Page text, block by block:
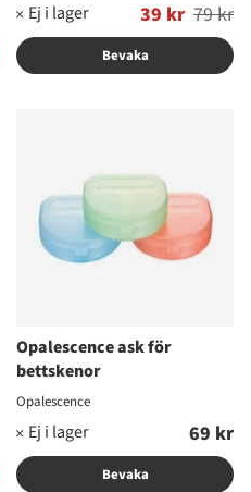
39 kr
Ordinarie pris: 79 kr
Bevaka
Opalescence ask för
bettskenor
Opalescence
69 kr
Bevaka